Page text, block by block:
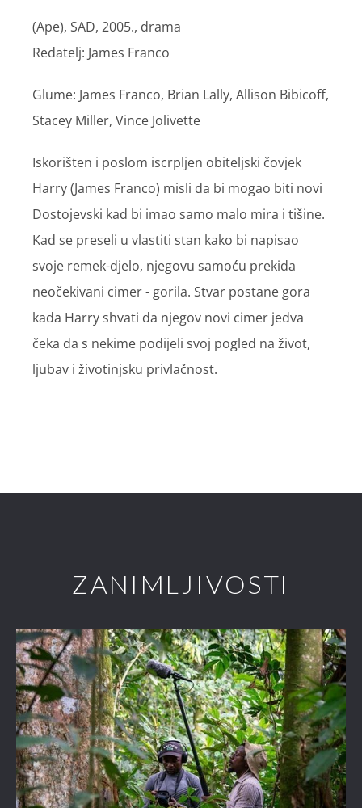
(Ape), SAD, 2005., drama
Redatelj: James Franco
Glume: James Franco, Brian Lally, Allison Bibicoff,
Stacey Miller, Vince Jolivette
Iskorišten i poslom iscrpljen obiteljski čovjek
Harry (James Franco) misli da bi mogao biti novi
Dostojevski kad bi imao samo malo mira i tišine.
Kad se preseli u vlastiti stan kako bi napisao
svoje remek-djelo, njegovu samoću prekida
neočekivani cimer - gorila. Stvar postane gora
kada Harry shvati da njegov novi cimer jedva
čeka da s nekime podijeli svoj pogled na život,
ljubav i životinjsku privlačnost.
ZANIMLJIVOSTI